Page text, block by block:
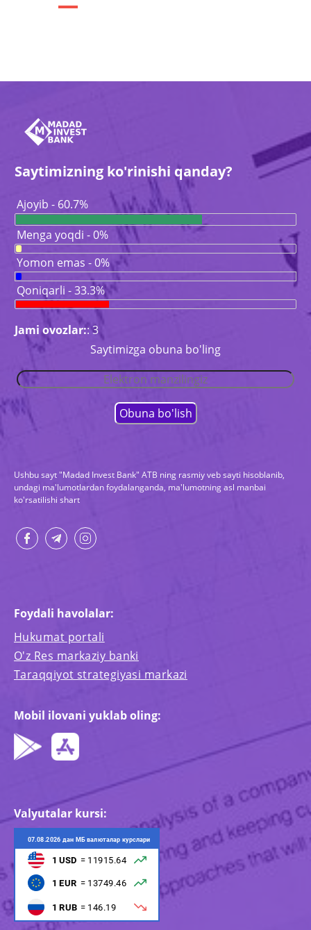
Saytimizning ko'rinishi qanday?
Ajoyib - 60.7%
Menga yoqdi - 0%
Yomon emas - 0%
Qoniqarli - 33.3%
Jami ovozlar:: 3
Saytimizga obuna bo'ling
Ushbu sayt "Madad Invest Bank" ATB ning rasmiy veb sayti hisoblanib,
undagi ma'lumotlardan foydalanganda, ma'lumotning asl manbai
ko'rsatilishi shart
Foydali havolalar:
Hukumat portali
O'z Res markaziy banki
Taraqqiyot strategiyasi markazi
Mobil ilovani yuklab oling:
Valyutalar kursi: